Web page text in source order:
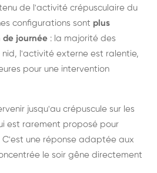
de l'activité crépusculaire du
configurations sont plus
de journée : la majorité des
l'activité externe est ralentie,
pour une intervention
jusqu'au crépuscule sur les
est rarement proposé pour
une réponse adaptée aux
le soir gêne directement